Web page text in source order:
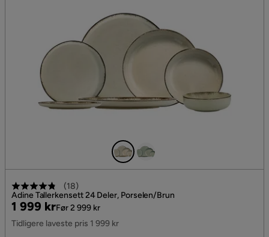
(18)
Adine Tallerkensett 24 Deler, Porselen/Brun
Pris
1 999 kr
Original
Pris
Før 2 999 kr
Tidligere laveste pris 1 999 kr